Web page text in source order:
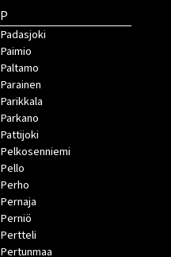
P
Padasjoki
Paimio
Paltamo
Parainen
Parikkala
Parkano
Pattijoki
Pelkosenniemi
Pello
Perho
Pernaja
Perniö
Pertteli
Pertunmaa